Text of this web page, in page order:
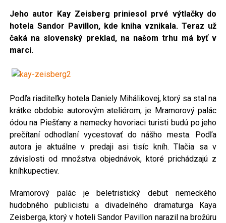
Jeho autor Kay Zeisberg priniesol prvé výtlačky do
hotela Sandor Pavillon, kde kniha vznikala. Teraz už
čaká na slovenský preklad, na našom trhu má byť v
marci.
Podľa riaditeľky hotela Daniely Mihálikovej, ktorý sa stal na
krátke obdobie autorovým ateliérom, je Mramorový palác
ódou na Piešťany a nemecky hovoriaci turisti budú po jeho
prečítaní odhodlaní vycestovať do nášho mesta. Podľa
autora je aktuálne v predaji asi tisíc kníh. Tlačia sa v
závislosti od množstva objednávok, ktoré prichádzajú z
kníhkupectiev.
Mramorový palác je beletristický debut nemeckého
hudobného publicistu a divadelného dramaturga Kaya
Zeisberga, ktorý v hoteli Sandor Pavillon narazil na brožúru